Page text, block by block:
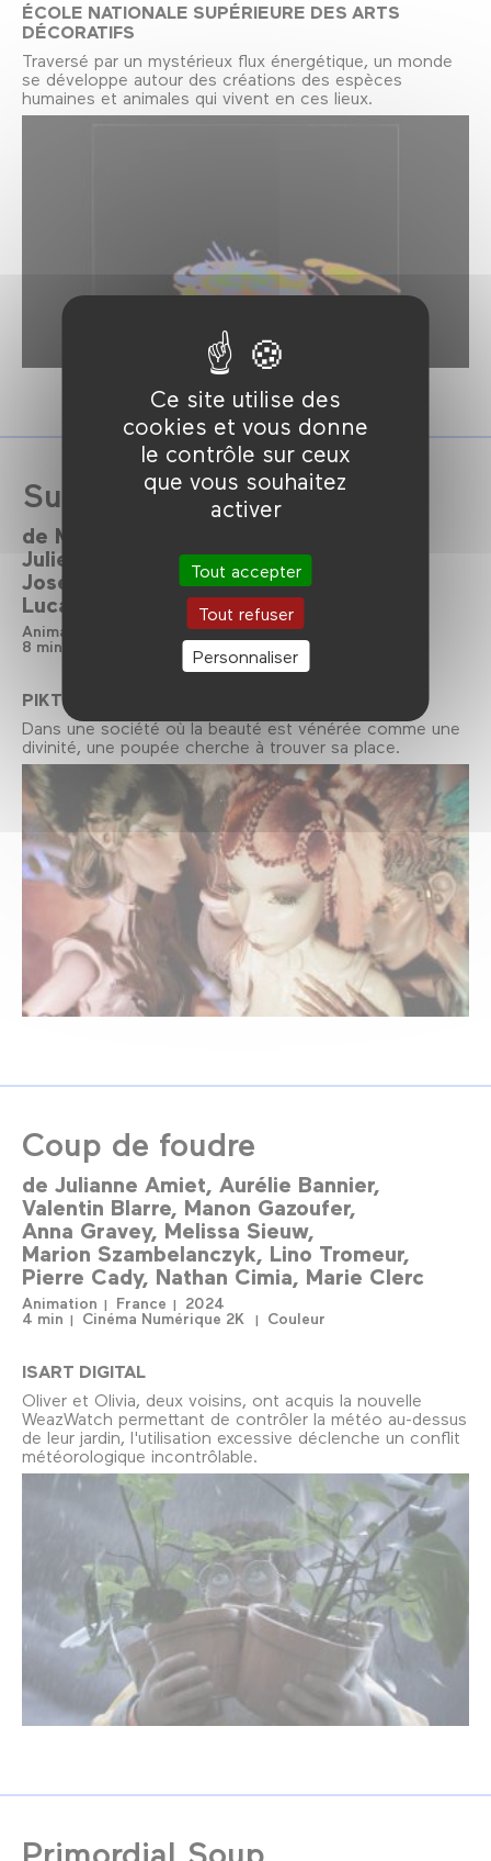
Ce site utilise des
cookies et vous donne
le contrôle sur ceux
que vous souhaitez
activer
Tout accepter
Tout refuser
Personnaliser
ÉCOLE NATIONALE SUPÉRIEURE DES ARTS
DÉCORATIFS
Traversé par un mystérieux flux énergétique, un monde
se développe autour des créations des espèces
humaines et animales qui vivent en ces lieux.
Sublime
de Marie Heribel
Juliette Buysschaert Camille Leroy
Joséphine Vendeville Martin Laurent
Lucas Foutrier
Animation
2024
8 min
Cinéma Numérique 2K Couleur
PIKTURA
Dans une société où la beauté est vénérée comme une
divinité, une poupée cherche à trouver sa place.
Coup de foudre
de Julianne Amiet Aurélie Bannier
Valentin Blarre Manon Gazoufer
Anna Gravey Melissa Sieuw
Marion Szambelanczyk Lino Tromeur
Pierre Cady Nathan Cimia Marie Clerc
Animation France
2024
4 min
Cinéma Numérique 2K Couleur
ISART DIGITAL
Oliver et Olivia, deux voisins, ont acquis la nouvelle
WeazWatch permettant de contrôler la météo au-dessus
de leur jardin, l'utilisation excessive déclenche un conflit
météorologique incontrôlable.
Primordial Soup